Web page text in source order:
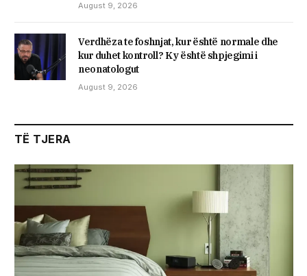
August 9, 2026
Verdhëza te foshnjat, kur është normale dhe
kur duhet kontroll? Ky është shpjegimi i
neonatologut
August 9, 2026
TË TJERA